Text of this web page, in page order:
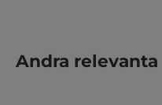
Hoppa över
Andra